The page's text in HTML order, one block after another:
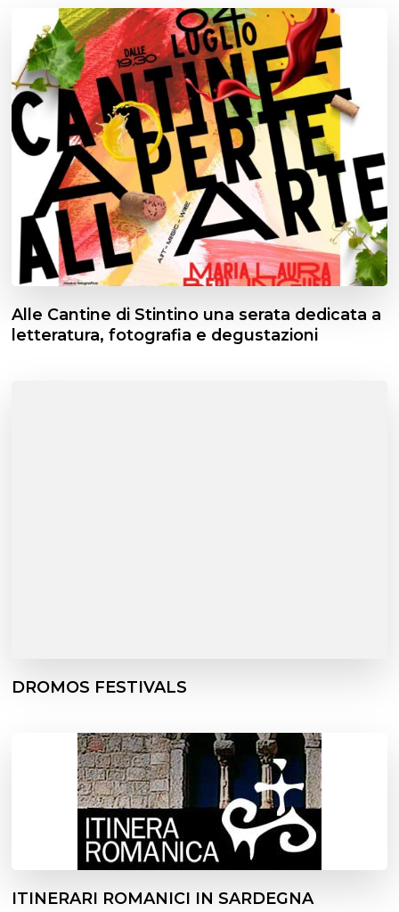
Alle Cantine di Stintino una serata dedicata a
letteratura, fotografia e degustazioni
DROMOS FESTIVALS
ITINERARI ROMANICI IN SARDEGNA